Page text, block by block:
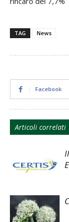
TAG News
Facebook
Articoli correlati